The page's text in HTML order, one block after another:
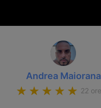
Andrea Maiorana
22